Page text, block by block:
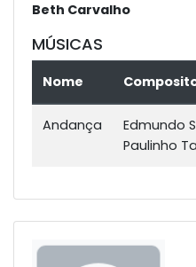
Beth Carvalho
MÚSICAS
Nome
Andança
Edmundo
Paulinho